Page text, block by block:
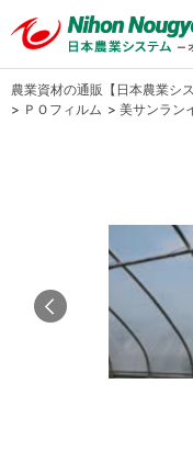
農業資材の通販【日本農業シス
> ＰＯフィルム > 美サンラン